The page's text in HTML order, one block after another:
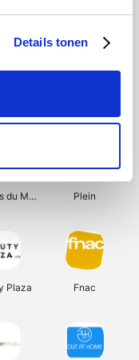
Details tonen
Pazzox
Maisons du Monde Plein
Plaza Fnac